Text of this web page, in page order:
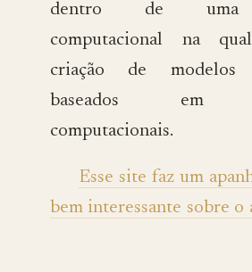
dentro de uma
computacional na
criação de modelos
baseados em
computacionais.
Esse site faz um
bem interessante sobre o